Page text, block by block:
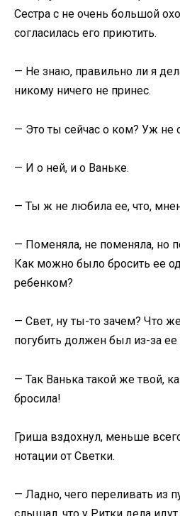
Сестра с не очень большой
согласилась его приютить.
— Не знаю, правильно ли я
никому ничего не принес.
— Это ты сейчас о ком? Уж не
— И о ней, и о Ваньке.
— Ты ж не любила ее, что,
— Поменяла, не поменяла, но
Как можно было бросить ее
ребенком?
— Свет, ну ты-то зачем? Что
погубить должен был из-за
— Так Ванька такой же твой,
бросила!
Гриша вздохнул, меньше
нотации от Светки.
— Ладно, чего переливать из